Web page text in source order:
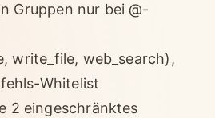
Gruppen nur bei @-
write_file, web_search),
Whitelist
2 eingeschränktes